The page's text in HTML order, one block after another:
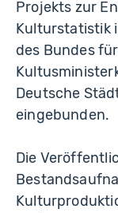
Projekts zur
Kulturstatistik
des Bundes
Deutsche
eingebunden.
Die